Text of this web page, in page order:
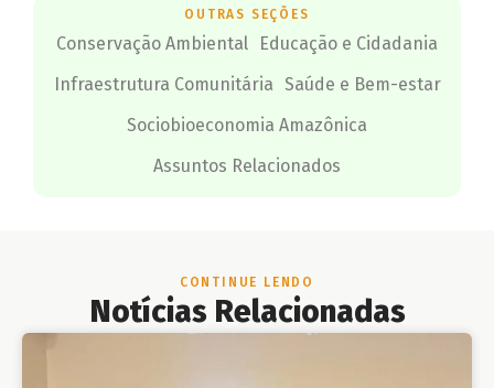
OUTRAS SEÇÕES
Conservação Ambiental
Educação e Cidadania
Infraestrutura Comunitária Saúde e Bem-estar
Sociobioeconomia Amazônica
Assuntos Relacionados
CONTINUE LENDO
Notícias Relacionadas